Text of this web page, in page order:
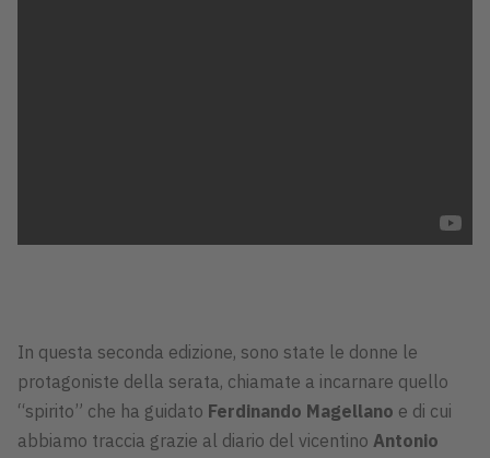
In questa seconda edizione, sono state le donne le
protagoniste della serata, chiamate a incarnare quello
“spirito” che ha guidato Ferdinando Magellano e di cui
abbiamo traccia grazie al diario del vicentino Antonio